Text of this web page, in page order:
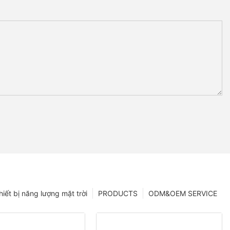
ODM&OEM SERVICE
PRODUCTS
bị năng lượng mặt trời